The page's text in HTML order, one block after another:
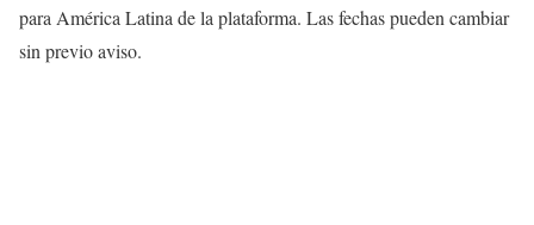
para América Latina de la plataforma. Las fechas pueden cambiar
sin previo aviso.